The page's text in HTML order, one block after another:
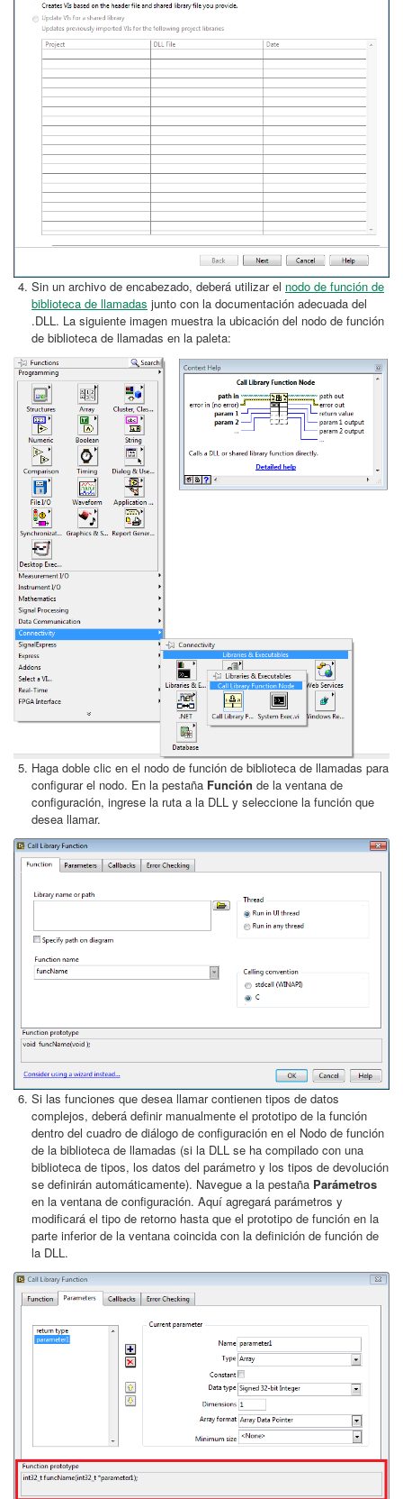
Sin un archivo de encabezado, deberá utilizar el nodo de función de
biblioteca de llamadas junto con la documentación adecuada del
.DLL. La siguiente imagen muestra la ubicación del nodo de función
de biblioteca de llamadas en la paleta:
Haga doble clic en el nodo de función de biblioteca de llamadas para
configurar el nodo. En la pestaña Función de la ventana de
configuración, ingrese la ruta a la DLL y seleccione la función que
desea llamar.
Si las funciones que desea llamar contienen tipos de datos
complejos, deberá definir manualmente el prototipo de la función
dentro del cuadro de diálogo de configuración en el Nodo de función
de la biblioteca de llamadas (si la DLL se ha compilado con una
biblioteca de tipos, los datos del parámetro y los tipos de devolución
se definirán automáticamente). Navegue a la pestaña Parámetros
en la ventana de configuración. Aquí agregará parámetros y
modificará el tipo de retorno hasta que el prototipo de función en la
parte inferior de la ventana coincida con la definición de función de
la DLL.